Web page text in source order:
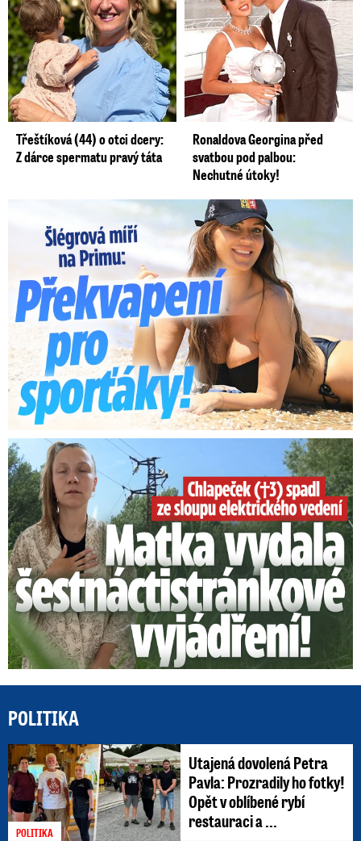
Třeštíková (44) o otci dcery:
Z dárce spermatu pravý táta
Ronaldova Georgina před
svatbou pod palbou:
Nechutné útoky!
Lucie Šlégrová míří na Primu. Překvapení pro sporťáky!
Smrtelný pád chlapce: Matka vydala vyjádření na 16 stran
POLITIKA
POLITIKA
Utajená dovolená Petra
Pavla: Prozradily ho fotky!
Opět v oblíbené rybí
restauraci a ...